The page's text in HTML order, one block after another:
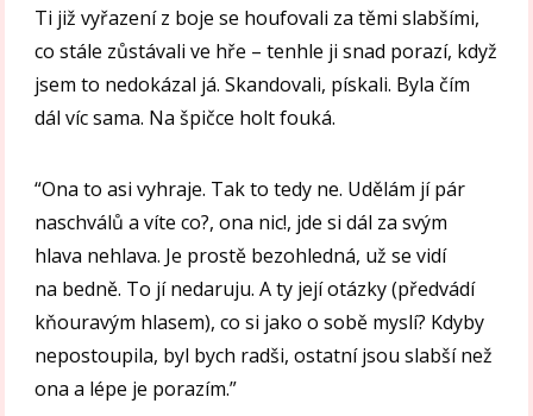
Ti již vyřazení z boje se houfovali za těmi slabšími,
co stále zůstávali ve hře – tenhle ji snad porazí, když
jsem to nedokázal já. Skandovali, pískali. Byla čím
dál víc sama. Na špičce holt fouká.
“Ona to asi vyhraje. Tak to tedy ne. Udělám jí pár
naschválů a víte co?, ona nic!, jde si dál za svým
hlava nehlava. Je prostě bezohledná, už se vidí
na bedně. To jí nedaruju. A ty její otázky (předvádí
kňouravým hlasem), co si jako o sobě myslí? Kdyby
nepostoupila, byl bych radši, ostatní jsou slabší než
ona a lépe je porazím.”